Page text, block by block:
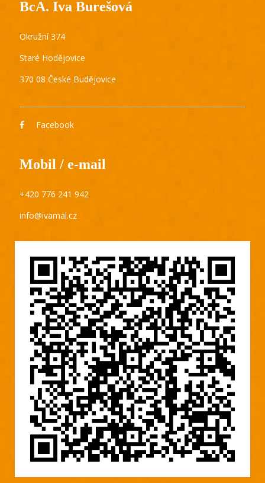
BcA. Iva Burešová
Okružní 374
Staré Hodějovice
370 08 České Budějovice
Facebook
Mobil / e-mail
+420 776 241 942
info@ivamal.cz